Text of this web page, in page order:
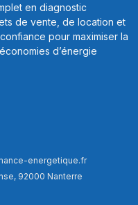
en diagnostic
de vente, de location et
pour maximiser la
d’énergie
energetique.fr
92000 Nanterre